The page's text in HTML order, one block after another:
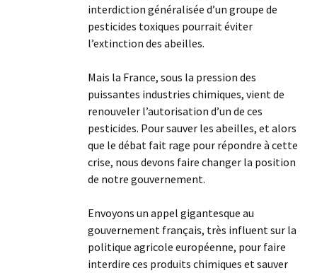
interdiction généralisée d’un groupe de
pesticides toxiques pourrait éviter
l’extinction des abeilles.
Mais la France, sous la pression des
puissantes industries chimiques, vient de
renouveler l’autorisation d’un de ces
pesticides. Pour sauver les abeilles, et alors
que le débat fait rage pour répondre à cette
crise, nous devons faire changer la position
de notre gouvernement.
Envoyons un appel gigantesque au
gouvernement français, très influent sur la
politique agricole européenne, pour faire
interdire ces produits chimiques et sauver